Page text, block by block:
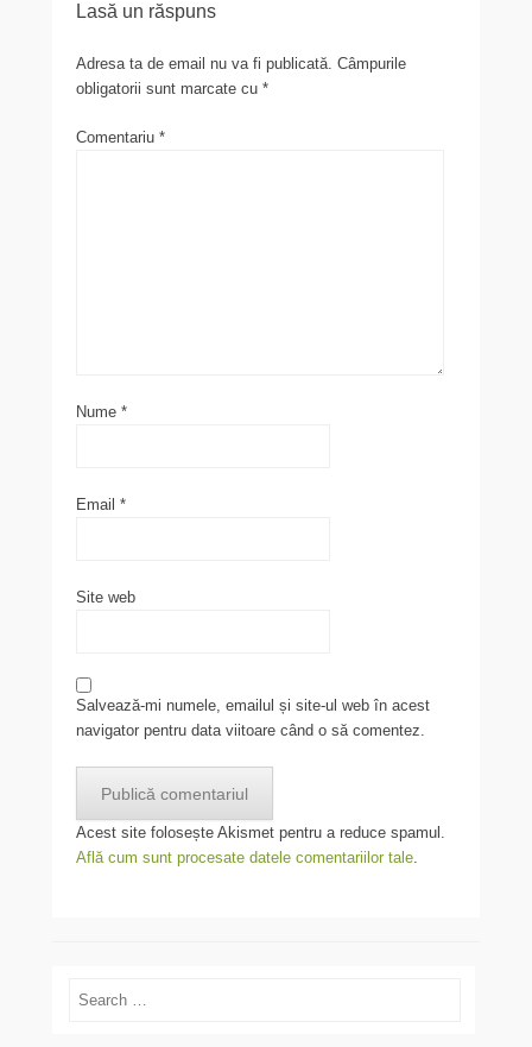
o
k
d
o
z
Lasă un răspuns
Adresa ta de email nu va fi publicată. Câmpurile
obligatorii sunt marcate cu *
Comentariu *
Nume *
Email *
Site web
Salvează-mi numele, emailul și site-ul web în acest
navigator pentru data viitoare când o să comentez.
Acest site folosește Akismet pentru a reduce spamul.
Află cum sunt procesate datele comentariilor tale.
Search